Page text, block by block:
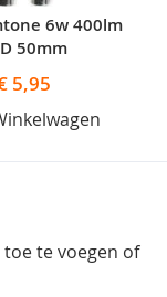
6w 400lm
50mm
5,95
te voegen of